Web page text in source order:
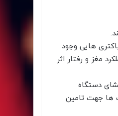
هایی وجود
مغز و رفتار اثر
دستگاه
ها جهت تامین